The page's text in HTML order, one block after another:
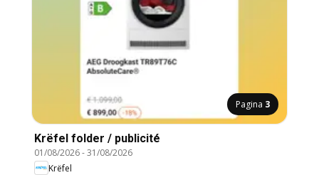
Pagina 3
Krëfel folder / publicité
01/08/2026-31/08/2026
Krëfel